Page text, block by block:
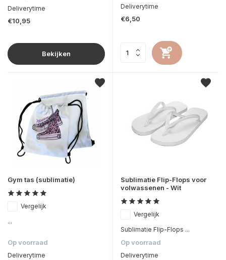
Deliverytime
€10,95
Bekijken
Deliverytime
€6,50
Gym tas (sublimatie)
Vergelijk
...
Op voorraad
Deliverytime
Sublimatie Flip-Flops voor
volwassenen - Wit
Vergelijk
Sublimatie Flip-Flops ...
Op voorraad
Deliverytime